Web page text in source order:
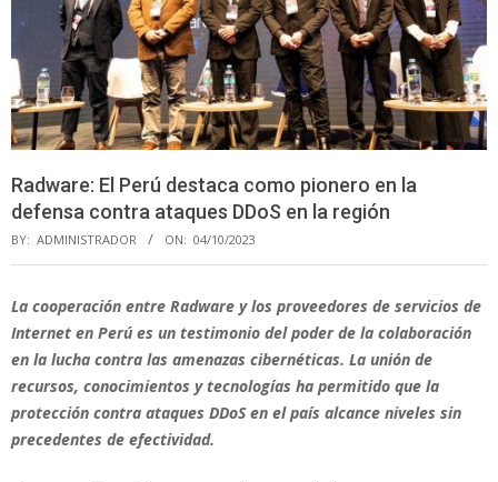
Radware: El Perú destaca como pionero en la
defensa contra ataques DDoS en la región
BY: ADMINISTRADOR ON: 04/10/2023
La cooperación entre Radware y los proveedores de servicios de
Internet en Perú es un testimonio del poder de la colaboración
en la lucha contra las amenazas cibernéticas. La unión de
recursos, conocimientos y tecnologías ha permitido que la
protección contra ataques DDoS en el país alcance niveles sin
precedentes de efectividad.